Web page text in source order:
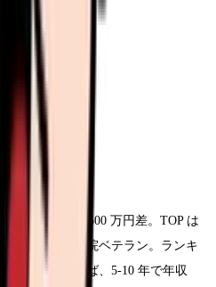
・職位で 200-500 万円差。TOP は
護師・大学病院ベテラン。ランキ
戦略を立てれば、5-10 年で年収